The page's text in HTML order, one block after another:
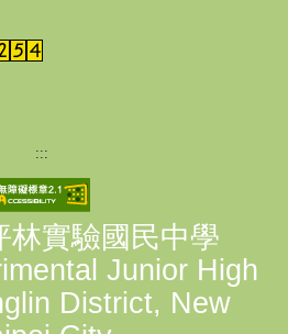
:::
林實驗國民中學
Junior High
District, New